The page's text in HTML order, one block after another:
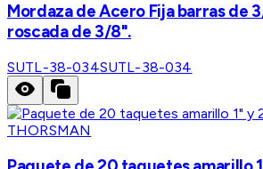
Mordaza de Acero Fija barras de
roscada de 3/8".
SUTL-38-034SUTL-38-034
THORSMAN